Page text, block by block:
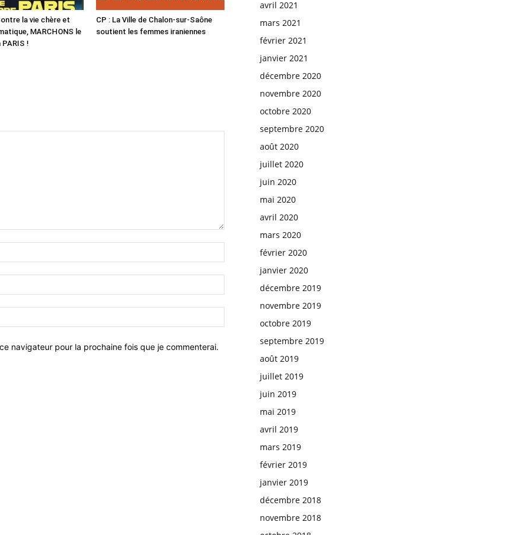
la vie chère et
MARCHONS le
!
CP : La Ville de Chalon-sur-Saône
soutient les femmes iraniennes
navigateur pour la prochaine fois que je commenterai.
avril 2021
mars 2021
février 2021
janvier 2021
décembre 2020
novembre 2020
octobre 2020
septembre 2020
août 2020
juillet 2020
juin 2020
mai 2020
avril 2020
mars 2020
février 2020
janvier 2020
décembre 2019
novembre 2019
octobre 2019
septembre 2019
août 2019
juillet 2019
juin 2019
mai 2019
avril 2019
mars 2019
février 2019
janvier 2019
décembre 2018
novembre 2018